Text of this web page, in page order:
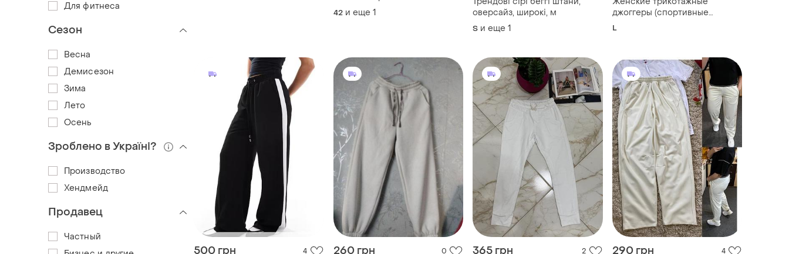
джоггеры на флисе с
карманами
42 и еще 1
оверсайз, широкі, м
S и еще 1
джоггеры (спортивные
штаны)f&amp;f
L
500 грн 4 260 грн 0 365 грн 2 290 грн 4
Для фитнеса
Сезон
Весна
Демисезон
Зима
Лето
Осень
Зроблено в Україні?
Производство
Хендмейд
Продавец
Частный